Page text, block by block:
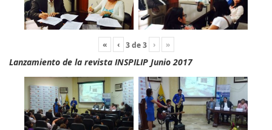
« ‹ 3de3 › »
Lanzamiento de la revista INSPILIP Junio 2017